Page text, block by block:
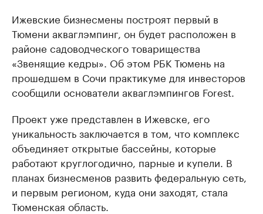
Ижевские бизнесмены построят первый в
Тюмени акваглэмпинг, он будет расположен в
районе садоводческого товарищества
«Звенящие кедры». Об этом РБК Тюмень на
прошедшем в Сочи практикуме для инвесторов
сообщили основатели акваглэмпингов Forest.
Проект уже представлен в Ижевске, его
уникальность заключается в том, что комплекс
объединяет открытые бассейны, которые
работают круглогодично, парные и купели. В
планах бизнесменов развить федеральную сеть,
и первым регионом, куда они заходят, стала
Тюменская область.